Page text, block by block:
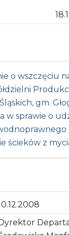
o wszczęciu
gm.
w sprawie o
ścieków z